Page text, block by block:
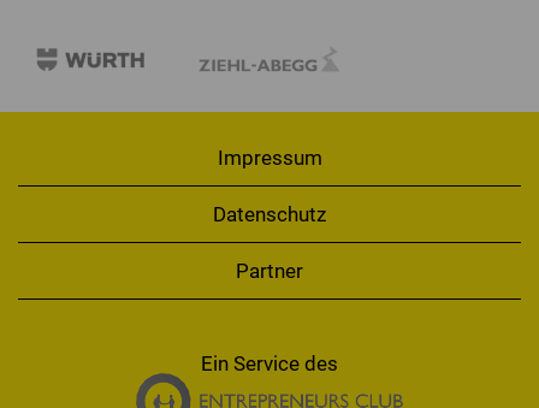
Impressum
Datenschutz
Partner
Ein Service des